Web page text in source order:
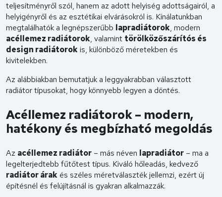
teljesítményről szól, hanem az adott helyiség adottságairól, a
helyigényről és az esztétikai elvárásokról is. Kínálatunkban
megtalálhatók a legnépszerűbb lapradiátorok, modern
acéllemez radiátorok, valamint törölközőszárítós és
design radiátorokis, különböző méretekben és
kivitelekben.
Az alábbiakban bemutatjuk a leggyakrabban választott
radiátor típusokat, hogy könnyebb legyen a döntés.
Acéllemez radiátorok – modern,
hatékony és megbízható megoldás
Az acéllemez radiátor – más néven lapradiátor – ma a
legelterjedtebb fűtőtest típus. Kiváló hőleadás, kedvező
radiátor árak és széles méretválaszték jellemzi, ezért új
építésnél és felújításnál is gyakran alkalmazzák.